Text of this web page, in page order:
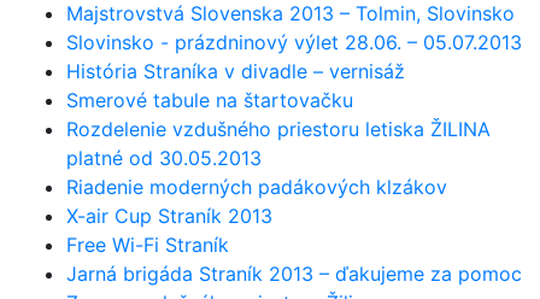
Majstrovstvá Slovenska 2013 – Tolmin, Slovinsko
Slovinsko - prázdninový výlet 28.06. – 05.07.2013
História Straníka v divadle – vernisáž
Smerové tabule na štartovačku
Rozdelenie vzdušného priestoru letiska ŽILINA
platné od 30.05.2013
Riadenie moderných padákových klzákov
X-air Cup Straník 2013
Free Wi-Fi Straník
Jarná brigáda Straník 2013 – ďakujeme za pomoc